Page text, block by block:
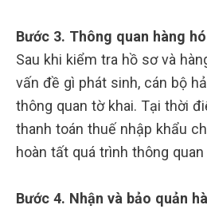
Bước 3. Thông quan hàng
Sau khi kiểm tra hồ sơ và
vấn đề gì phát sinh, cán bộ
thông quan tờ khai. Tại thời
thanh toán thuế nhập khẩu
hoàn tất quá trình thông quan
Bước 4. Nhận và bảo quản